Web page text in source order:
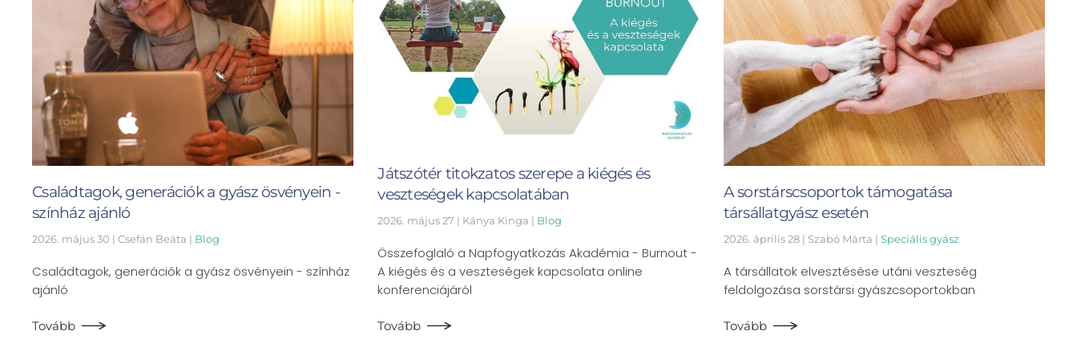
Családtagok, generációk a gyász ösvényein -
színház ajánló
2026. május 30 | Csefán Beáta | Blog
Családtagok, generációk a gyász ösvényein - színház
ajánló
Tovább
Játszótér titokzatos szerepe a kiégés és
veszteségek kapcsolatában
2026. május 27 | Kánya Kinga | Blog
Összefoglaló a Napfogyatkozás Akadémia - Burnout -
A kiégés és a veszteségek kapcsolata online
konferenciájáról
Tovább
A sorstárscsoportok támogatása
társállatgyász esetén
2026. április 28| Szabó Márta | Speciális gyász
A társállatok elvesztésése utáni veszteség
feldolgozása sorstársi gyászcsoportokban
Tovább